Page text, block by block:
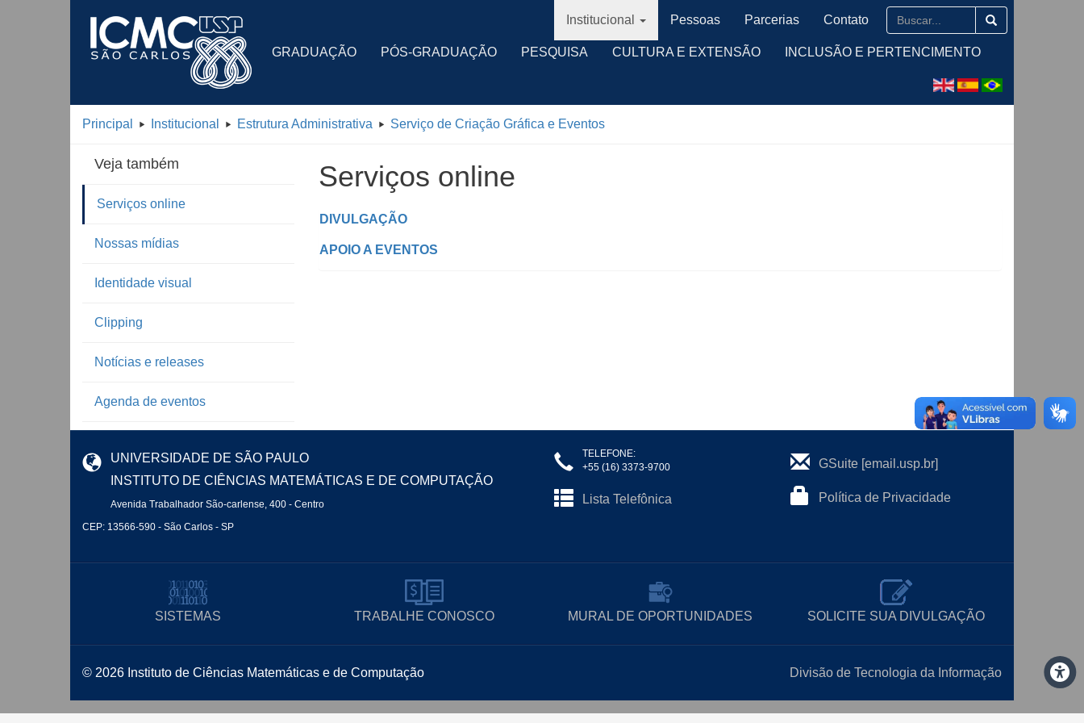
GRADUAÇÃO PÓS-GRADUAÇÃO PESQUISA CULTURA E EXTENSÃO INCLUSÃO E PERTENCIMENTO
Institucional Pessoas Parcerias Contato
Principal Institucional Estrutura Administrativa Serviço de Criação Gráfica e Eventos
Veja também
Serviços online
Nossas mídias
Identidade visual
Clipping
Notícias e releases
Agenda de eventos
Serviços online
DIVULGAÇÃO
APOIO A EVENTOS
UNIVERSIDADE DE SÃO PAULO
INSTITUTO DE CIÊNCIAS MATEMÁTICAS E DE COMPUTAÇÃO
Avenida Trabalhador São-carlense, 400 - Centro
CEP: 13566-590 - São Carlos - SP
TELEFONE:
+55 (16) 3373-9700
Lista Telefônica
GSuite [email.usp.br]
Política de Privacidade
SISTEMAS TRABALHE CONOSCO MURAL DE OPORTUNIDADES SOLICITE SUA DIVULGAÇÃO
© 2026 Instituto de Ciências Matemáticas e de Computação Divisão de Tecnologia da Informação